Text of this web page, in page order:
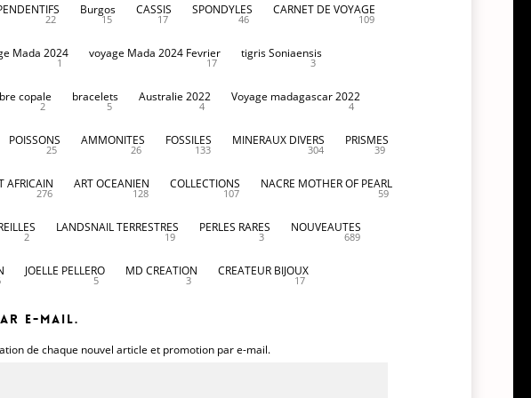
22
Burgos
15
CASSIS
17
SPONDYLES
46
CARNET DE VOYAGE
109
Mada 2024
1
voyage Mada 2024 Fevrier
17
tigris Soniaensis
3
copale
2
bracelets
5
Australie 2022
4
Voyage madagascar 2022
4
POISSONS
25
AMMONITES
26
FOSSILES
133
MINERAUX DIVERS
304
PRISMES
39
AFRICAIN
276
ART OCEANIEN
128
COLLECTIONS
107
NACRE MOTHER OF PEARL
59
2
LANDSNAIL TERRESTRES
19
PERLES RARES
3
NOUVEAUTES
689
JOELLE PELLERO
5
MD CREATION
3
CREATEUR BIJOUX
17
e-mail.
de chaque nouvel article et promotion par e-mail.